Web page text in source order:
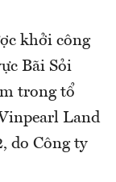
khởi công
Bãi Sỏi
trong tổ
Land
do Công ty